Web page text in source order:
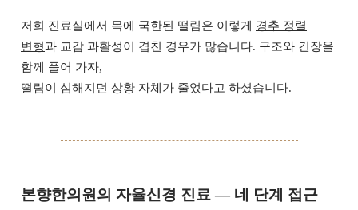
저희 진료실에서 목에 국한된 떨림은 이렇게 경추 정렬
변형과 교감 과활성이 겹친 경우가 많습니다. 구조와 긴장을
함께 풀어 가자,
떨림이 심해지던 상황 자체가 줄었다고 하셨습니다.
본향한의원의 자율신경 진료 — 네 단계 접근